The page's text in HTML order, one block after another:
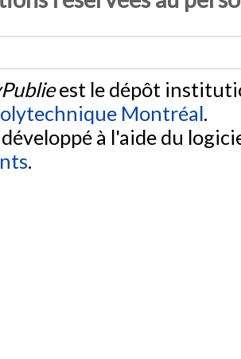
est le dépôt
Montréal.
à l'aide du
.